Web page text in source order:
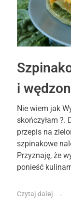
i
Nie wiem jak
skończyłam ?.
przepis na
szpinakowe
Przyznaję, że
ponieść
Czytaj dalej